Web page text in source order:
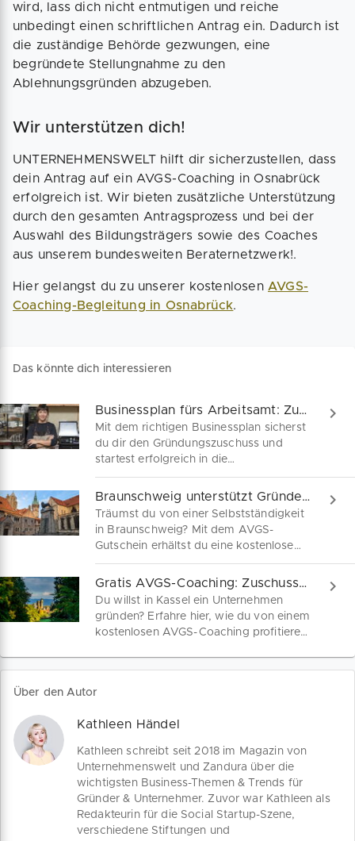
wird, lass dich nicht entmutigen und reiche
unbedingt einen schriftlichen Antrag ein. Dadurch ist
die zuständige Behörde gezwungen, eine
begründete Stellungnahme zu den
Ablehnungsgründen abzugeben.
Wir unterstützen dich!
UNTERNEHMENSWELT hilft dir sicherzustellen, dass
dein Antrag auf ein AVGS-Coaching in Osnabrück
erfolgreich ist. Wir bieten zusätzliche Unterstützung
durch den gesamten Antragsprozess und bei der
Auswahl des Bildungsträgers sowie des Coaches
aus unserem bundesweiten Beraternetzwerk!.
Hier gelangst du zu unserer kostenlosen AVGS-
Coaching-Begleitung in Osnabrück.
Das könnte dich interessieren
Businessplan fürs Arbeitsamt: Zuschuss sicher!
Mit dem richtigen Businessplan sicherst
du dir den Gründungszuschuss und
startest erfolgreich in die
Selbstständigkeit. Unser Leitfaden zeigt
dir Schritt für Schritt, worauf es
ankommt – von der Kostenplanung bis
zur fachkundigen Stellungnahme. So
überzeugst du das Arbeitsamt von
Braunschweig unterstützt Gründer: Hol dir deinen AVGS!
Träumst du von einer Selbstständigkeit
in Braunschweig? Mit dem AVGS-
Gutschein erhältst du eine kostenlose
Gründerberatung gefördert von der
Bundesarbeitsagentur! Nutze diese
Chance, um jetzt mit deinem
Businessplan durchzustarten. Wir
unterstützen dich bei Beantragung und
Gratis AVGS-Coaching: Zuschuss für Gründer in Kassel
Du willst in Kassel ein Unternehmen
gründen? Erfahre hier, wie du von einem
kostenlosen AVGS-Coaching profitieren
beim Antrag!
Über den Autor
Kathleen Händel
Kathleen schreibt seit 2018 im Magazin von
Unternehmenswelt und Zandura über die
wichtigsten Business-Themen & Trends für
Gründer & Unternehmer. Zuvor war Kathleen als
Redakteurin für die Social Startup-Szene,
verschiedene Stiftungen und